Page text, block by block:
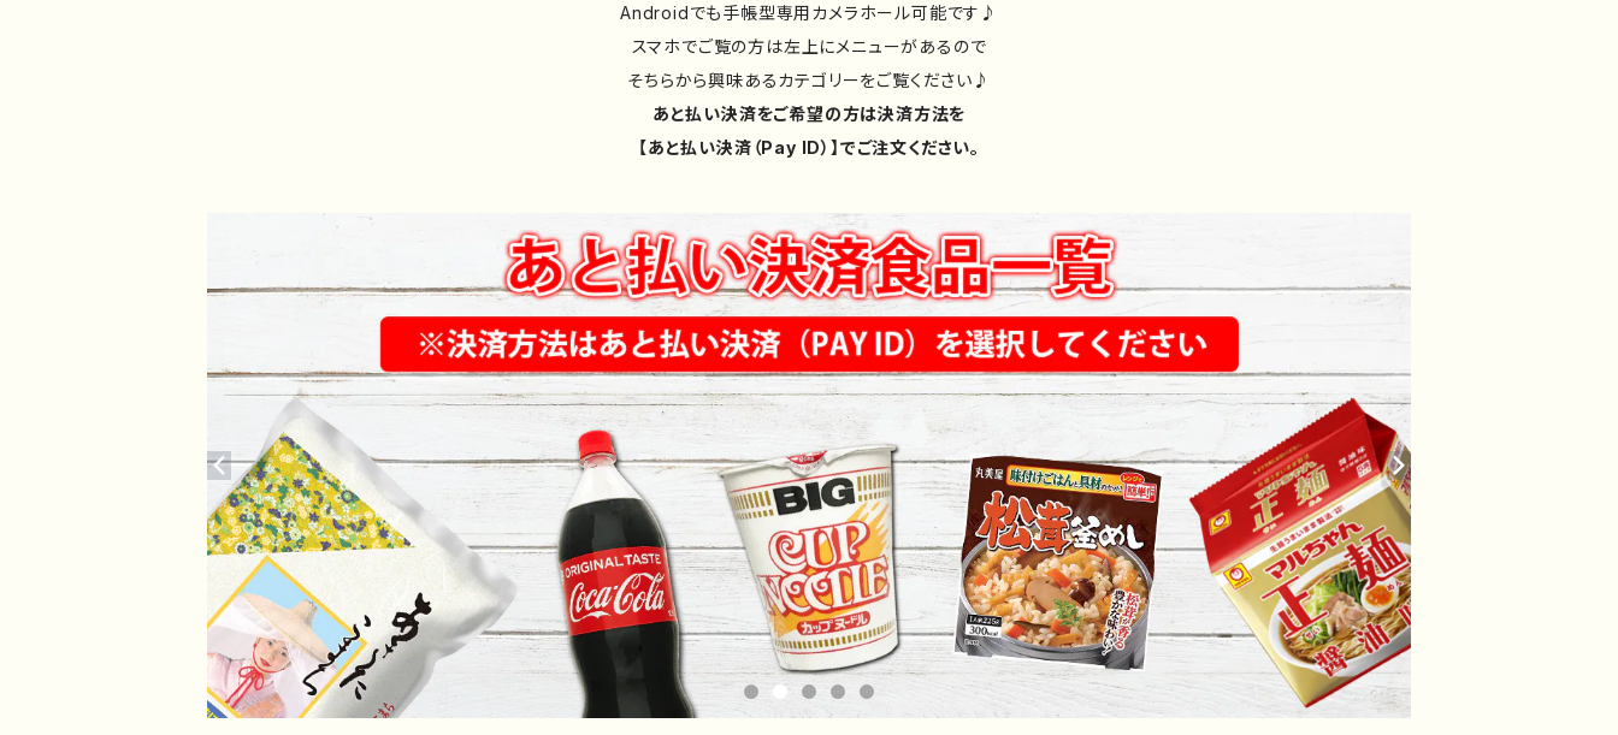
Androidでも手帳型専用カメラホール可能です♪
スマホでご覧の方は左上にメニューがあるので
そちらから興味あるカテゴリーをご覧ください♪
あと払い決済をご希望の方は決済方法を
【あと払い決済（Pay ID）】でご注文ください。